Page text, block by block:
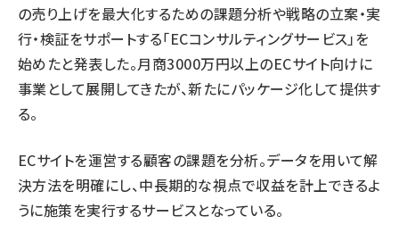
の売り上げを最大化するための課題分析や戦略の立案・実
行・検証をサポートする「ECコンサルティングサービス」を
始めたと発表した。月商3000万円以上のECサイト向けに
事業として展開してきたが、新たにパッケージ化して提供す
る。
ECサイトを運営する顧客の課題を分析。データを用いて解
決方法を明確にし、中長期的な視点で収益を計上できるよ
うに施策を実行するサービスとなっている。